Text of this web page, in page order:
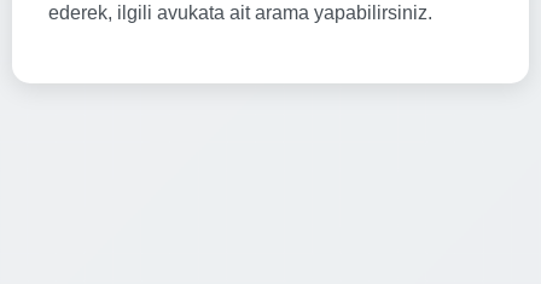
ederek, ilgili avukata ait arama yapabilirsiniz.